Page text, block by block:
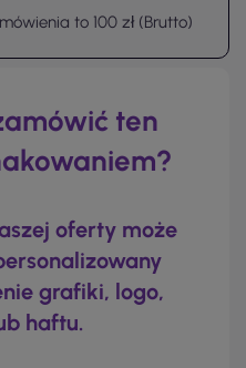
to 100 zł (Brutto)
ten
oferty może
grafiki, logo,
haftu.